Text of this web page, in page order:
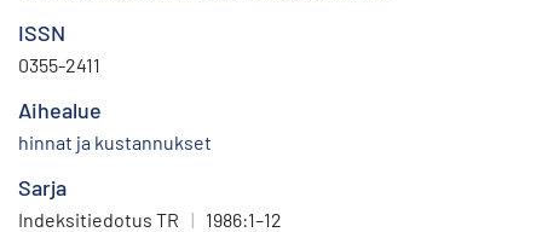
ISSN
0355-2411
Aihealue
hinnat ja kustannukset
Sarja
Indeksitiedotus TR | 1986:1–12